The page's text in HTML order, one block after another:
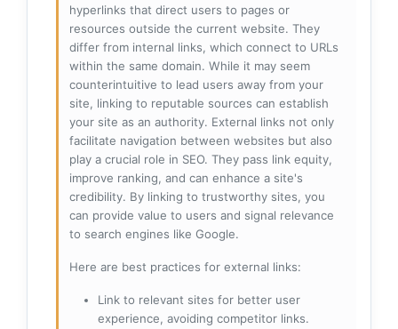
hyperlinks that direct users to pages or
resources outside the current website. They
differ from internal links, which connect to URLs
within the same domain. While it may seem
counterintuitive to lead users away from your
site, linking to reputable sources can establish
your site as an authority. External links not only
facilitate navigation between websites but also
play a crucial role in SEO. They pass link equity,
improve ranking, and can enhance a site's
credibility. By linking to trustworthy sites, you
can provide value to users and signal relevance
to search engines like Google.
Here are best practices for external links:
Link to relevant sites for better user
experience, avoiding competitor links.